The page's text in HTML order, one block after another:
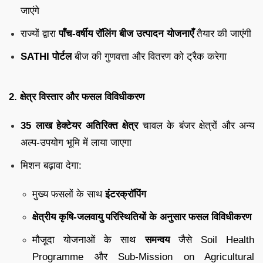
जाएंगे
राज्यों द्वारापाँच-वर्षीय रॉलिंग बीज उत्पादन योजनाएँतैयार की जाएंगी
SATHI पोर्टलबीज की गुणवत्ता और वितरण को ट्रैक करेगा
2. क्षेत्र विस्तार और फसल विविधीकरण
35 लाख हेक्टेयर अतिरिक्त क्षेत्रचावल के बंजर क्षेत्रों और अन्य
अल्प-उपयोग भूमि में लाया जाएगा
मिशन बढ़ावा देगा:
मुख्य फसलों के साथइंटरक्रॉपिंग
क्षेत्रीय कृषि-जलवायु परिस्थितियों के अनुसार फसल विविधीकरण
मौजूदा योजनाओं के साथसमन्वयजैसे Soil Health
Programme और Sub-Mission on Agricultural